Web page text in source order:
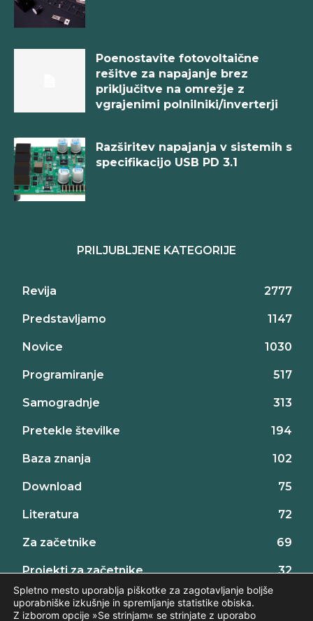
Poenostavite fotovoltaične
rešitve za napajanje brez
priključitve na omrežje z
vgrajenimi polnilniki/inverterji
Razširitev napajanja v sistemih s
specifikacijo USB PD 3.1
PRILJUBLJENE KATEGORIJE
Revija 2777
Predstavljamo 1147
Novice 1030
Programiranje 517
Samogradnje 313
Pretekle številke 194
Baza znanja 102
Download 75
Literatura 72
Za začetnike 69
Projekti za začetnike 32
Spletno mesto uporablja piškotke za zagotavljanje boljše
uporabniške izkušnje in spremljanje statistike obiska.
Z izborom opcije »Se strinjam« se strinjate z uporabo